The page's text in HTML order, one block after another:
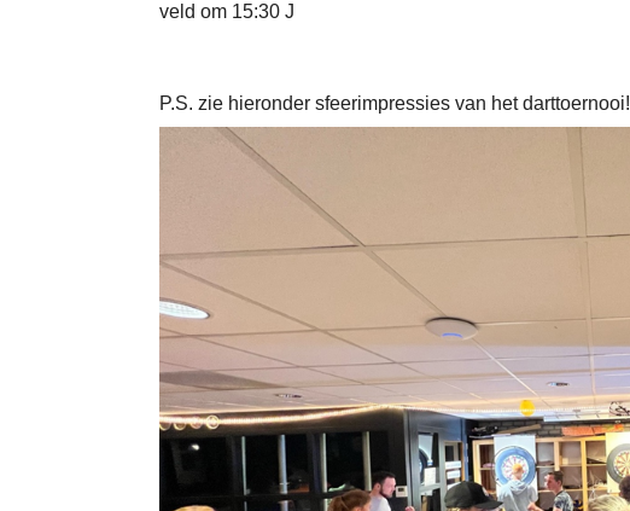
veld om 15:30 J
P.S. zie hieronder sfeerimpressies van het darttoernooi!